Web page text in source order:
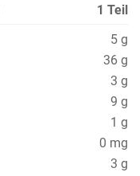
1 Teil
5 g
36 g
3 g
9 g
1 g
0 mg
3 g